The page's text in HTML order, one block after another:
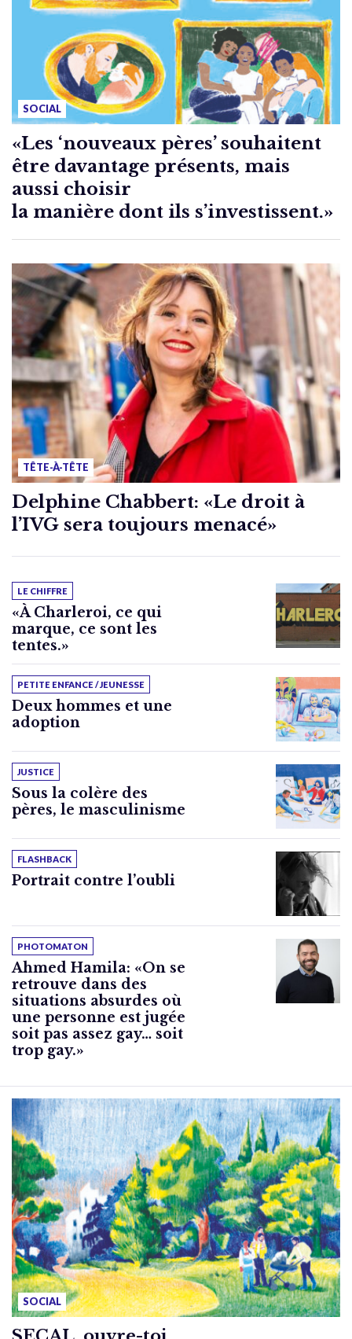
SOCIAL
«Les ‘nouveaux pères’ souhaitent
être davantage présents, mais
aussi choisir
la manière dont ils s’investissent.»
TÊTE-À-TÊTE
Delphine Chabbert: «Le droit à
l’IVG sera toujours menacé»
LE CHIFFRE
«À Charleroi, ce qui
marque, ce sont les
tentes.»
PETITE ENFANCE / JEUNESSE
Deux hommes et une
adoption
JUSTICE
Sous la colère des
pères, le masculinisme
FLASHBACK
Portrait contre l’oubli
PHOTOMATON
Ahmed Hamila: «On se
retrouve dans des
situations absurdes où
une personne est jugée
soit pas assez gay… soit
trop gay.»
SOCIAL